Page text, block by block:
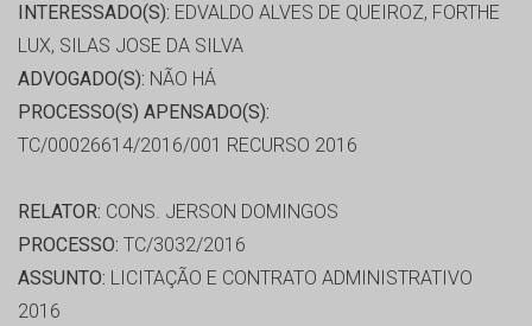
INTERESSADO(S): EDVALDO ALVES DE QUEIROZ, FORTHE
LUX, SILAS JOSE DA SILVA
ADVOGADO(S): NÃO HÁ
PROCESSO(S) APENSADO(S):
TC/00026614/2016/001 RECURSO 2016
RELATOR: CONS. JERSON DOMINGOS
PROCESSO: TC/3032/2016
ASSUNTO: LICITAÇÃO E CONTRATO ADMINISTRATIVO
2016